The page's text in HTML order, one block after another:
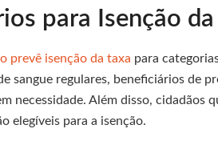
para Isenção
prevê isenção da taxa para
sangue regulares, beneficiários de
necessidade. Além disso, cidadãos
elegíveis para a isenção.